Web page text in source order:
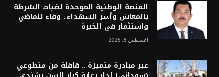
المنصة الوطنية الموحدة لضباط الشرطة
بالمعاش وأسر الشهداء.. وفاء للماضي
واستثمار في الخبرة
أغسطس 8, 2026
عبر مبادرة متميزة .. قافلة من متطوعي